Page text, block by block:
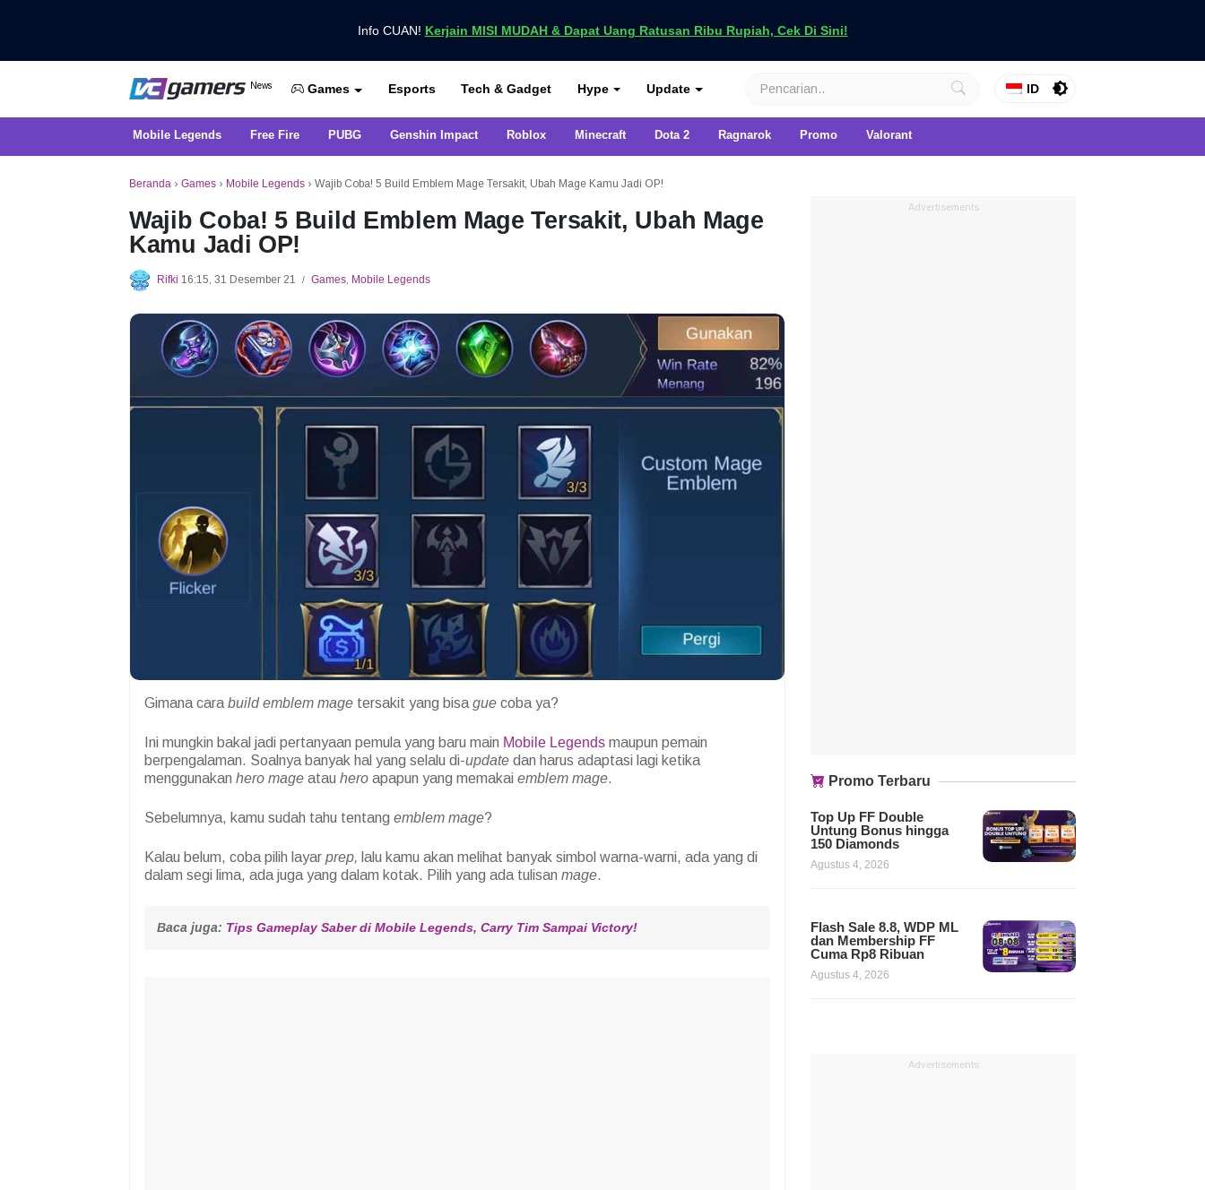
Info CUAN! Kerjain MISI MUDAH & Dapat Uang Ratusan Ribu Rupiah, Cek Di Sini!
VCGamers News
News
Dapatkan Berita Games Terbaru Hanya di VCGamers
Games Esports Tech & Gadget Hype Update ID
Mobile Legends Free Fire PUBG Genshin Impact Roblox Minecraft Dota 2 Ragnarok Promo Valorant
Beranda › Games › Mobile Legends › Wajib Coba! 5 Build Emblem Mage Tersakit, Ubah Mage Kamu Jadi OP!
Wajib Coba! 5 Build Emblem Mage Tersakit, Ubah Mage
Kamu Jadi OP!
Rifki 16:15, 31 Desember 21 / Games, Mobile Legends
Gimana cara build emblem mage tersakit yang bisa gue coba ya?
Ini mungkin bakal jadi pertanyaan pemula yang baru main Mobile Legends maupun pemain
berpengalaman. Soalnya banyak hal yang selalu di-update dan harus adaptasi lagi ketika
menggunakan hero mage atau hero apapun yang memakai emblem mage.
Sebelumnya, kamu sudah tahu tentang emblem mage?
Kalau belum, coba pilih layar prep, lalu kamu akan melihat banyak simbol warna-warni, ada yang di
dalam segi lima, ada juga yang dalam kotak. Pilih yang ada tulisan mage.
Baca juga: Tips Gameplay Saber di Mobile Legends, Carry Tim Sampai Victory!
Advertisements
Promo Terbaru
Top Up FF Double
Untung Bonus hingga
150 Diamonds
Agustus 4, 2026
Flash Sale 8.8, WDP ML
dan Membership FF
Cuma Rp8 Ribuan
Agustus 4, 2026
Advertisements